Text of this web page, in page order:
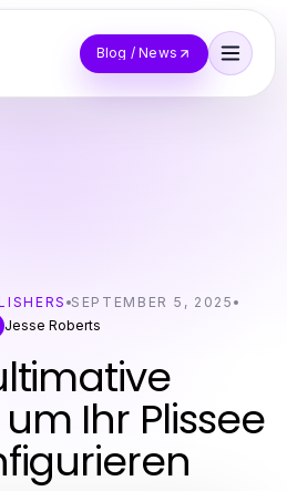
Blog / News
SEPTEMBER 5, 2025
Jesse Roberts
Ihr Plissee